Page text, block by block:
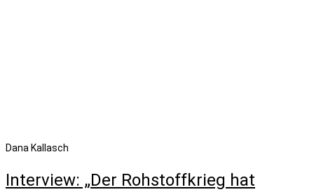
Dana Kallasch
Interview: „Der Rohstoffkrieg hat